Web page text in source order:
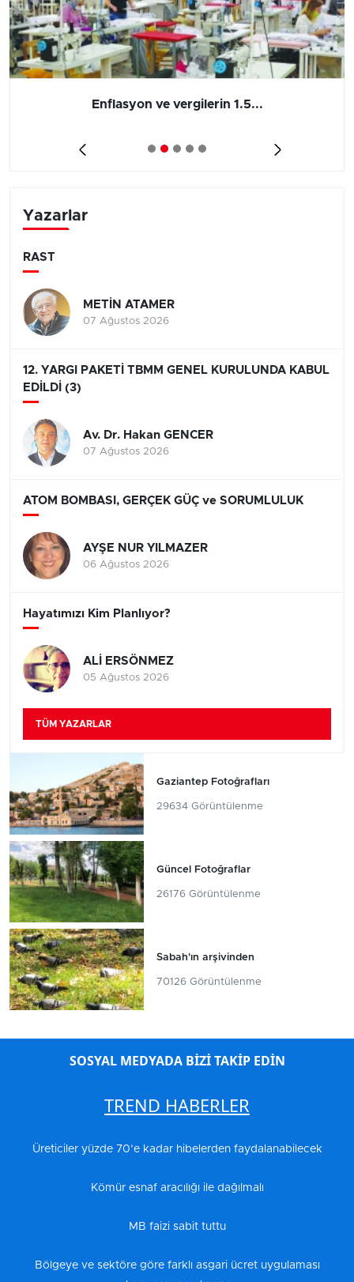
Enflasyon ve vergilerin 1.5...
Yazarlar
RAST
METİN ATAMER
07 Ağustos 2026
12. YARGI PAKETİ TBMM GENEL KURULUNDA KABUL
EDİLDİ (3)
Av. Dr. Hakan GENCER
07 Ağustos 2026
ATOM BOMBASI, GERÇEK GÜÇ ve SORUMLULUK
AYŞE NUR YILMAZER
06 Ağustos 2026
Hayatımızı Kim Planlıyor?
ALİ ERSÖNMEZ
05 Ağustos 2026
TÜM YAZARLAR
Gaziantep Fotoğrafları
29634 Görüntülenme
Güncel Fotoğraflar
26176 Görüntülenme
Sabah'ın arşivinden
70126 Görüntülenme
SOSYAL MEDYADA BİZİ TAKİP EDİN
TREND HABERLER
Üreticiler yüzde 70’e kadar hibelerden faydalanabilecek
Kömür esnaf aracılığı ile dağılmalı
MB faizi sabit tuttu
Bölgeye ve sektöre göre farklı asgari ücret uygulaması